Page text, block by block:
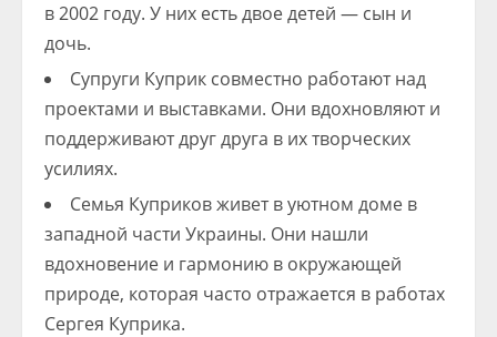
в 2002 году. У них есть двое детей — сын и
дочь.
Супруги Куприк совместно работают над
проектами и выставками. Они вдохновляют и
поддерживают друг друга в их творческих
усилиях.
Семья Куприков живет в уютном доме в
западной части Украины. Они нашли
вдохновение и гармонию в окружающей
природе, которая часто отражается в работах
Сергея Куприка.